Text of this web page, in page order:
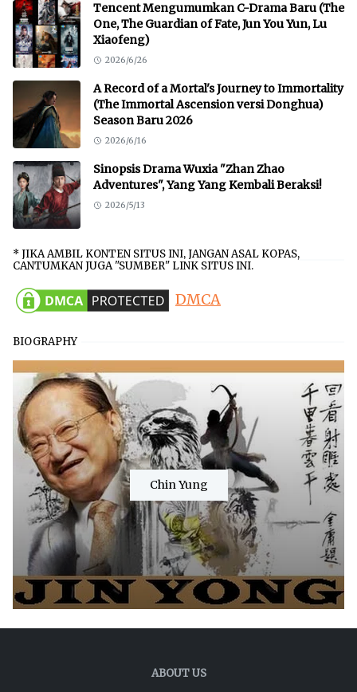
Tencent Mengumumkan C-Drama Baru (The
One, The Guardian of Fate, Jun You Yun, Lu
Xiaofeng)
2026/6/26
A Record of a Mortal's Journey to Immortality
(The Immortal Ascension versi Donghua)
Season Baru 2026
2026/6/16
Sinopsis Drama Wuxia "Zhan Zhao
Adventures", Yang Yang Kembali Beraksi!
2026/5/13
* JIKA AMBIL KONTEN SITUS INI, JANGAN ASAL KOPAS,
CANTUMKAN JUGA "SUMBER" LINK SITUS INI.
DMCA
BIOGRAPHY
Chin Yung
ABOUT US